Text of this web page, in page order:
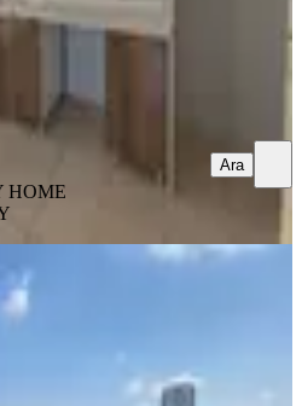
Savaş MAY
HOME
Ara
Blv Üzeri 3+1 Geniş
Evler Mh Satılık Daire
06.08.2026